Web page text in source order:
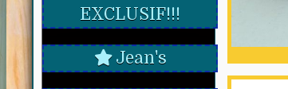
EXCLUSIF!!!
Jean's